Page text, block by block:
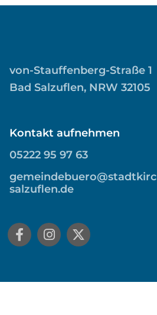
von-Stauffenberg-Straße 1
Bad Salzuflen, NRW 32105
Kontakt aufnehmen
05222 95 97 63
salzuflen.de